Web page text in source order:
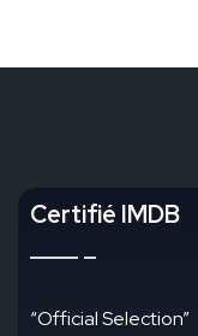
Certifié IMDB
“Official Selection”